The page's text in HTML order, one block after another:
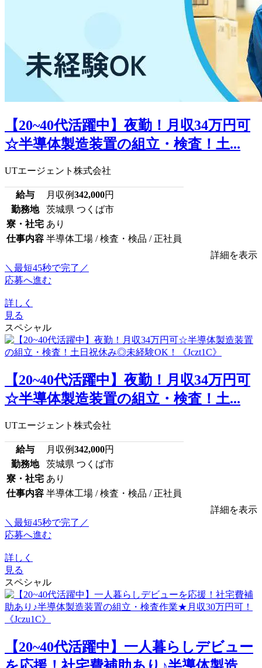
【20~40代活躍中】夜勤！月収34万円可
☆半導体製造装置の組立・検査！土...
UTエージェント株式会社
給与 月収例342,000円
勤務地
茨城県 つくば市
寮・社宅 あり
仕事内容 半導体工場 / 検査・検品 / 正社員
詳細を表示
＼最短45秒で完了／
応募へ進む
詳しく
見る
スペシャル
【20~40代活躍中】夜勤！月収34万円可
☆半導体製造装置の組立・検査！土...
UTエージェント株式会社
給与 月収例342,000円
勤務地
茨城県 つくば市
寮・社宅 あり
仕事内容 半導体工場 / 検査・検品 / 正社員
詳細を表示
＼最短45秒で完了／
応募へ進む
詳しく
見る
スペシャル
【20~40代活躍中】一人暮らしデビュー